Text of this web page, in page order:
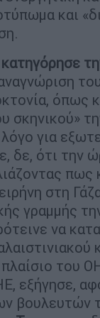
και
κατηγόρησε
σκηνικού»
για
δε, ότι την
πως
στη
γραμμής
να
του
εξήγησε,
βουλευτών